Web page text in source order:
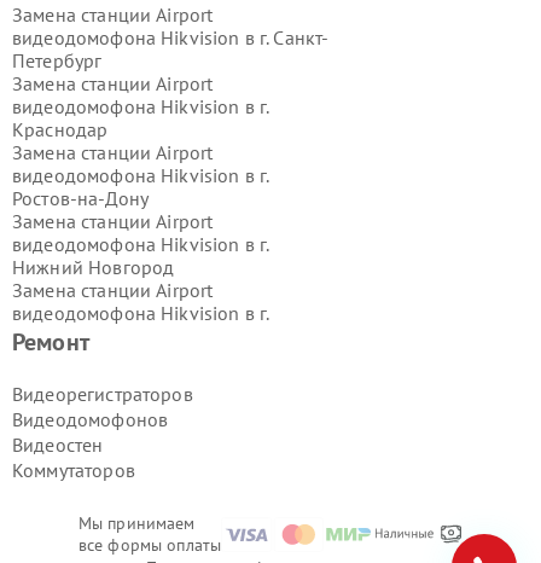
Мы принимаем
все формы оплаты
Ремонт
Видеорегистраторов
Видеодомофонов
Видеостен
Коммутаторов
Замена станции Airport
видеодомофона Hikvision в г. Санкт-
Петербург
Замена станции Airport
видеодомофона Hikvision в г.
Краснодар
Замена станции Airport
видеодомофона Hikvision в г.
Ростов-на-Дону
Замена станции Airport
видеодомофона Hikvision в г.
Нижний Новгород
Замена станции Airport
видеодомофона Hikvision в г.
Новосибирск
Замена станции Airport
Екатеринбург
Замена станции Airport
видеодомофона Hikvision в г.
Замена станции Airport
Воронеж
Замена станции Airport